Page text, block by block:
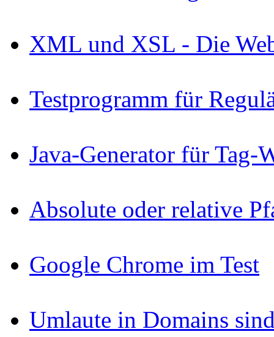
XML und XSL - Die
Testprogramm für
Java-Generator für Tag-
Absolute oder relative
Google Chrome im Test
Umlaute in Domains